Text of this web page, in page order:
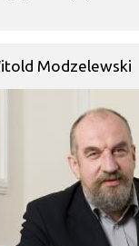
Modzelewski